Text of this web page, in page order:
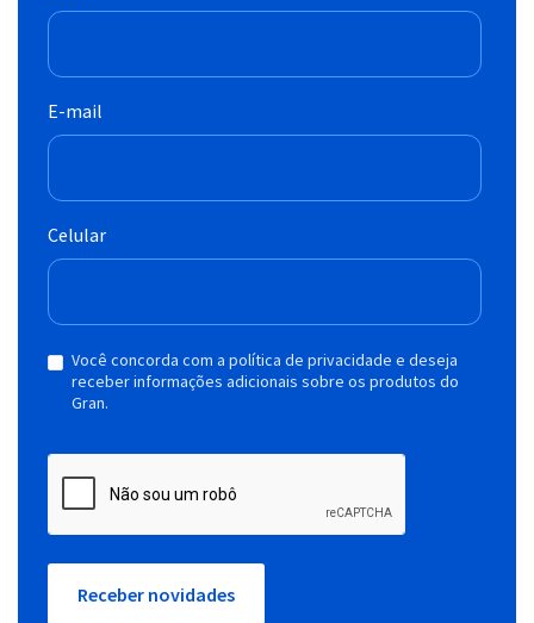
E-mail
Celular
Você concorda com a política de privacidade e deseja
receber informações adicionais sobre os produtos do
Gran.
Receber novidades